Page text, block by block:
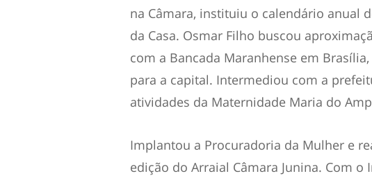
na Câmara, instituiu o calendário anual
da Casa. Osmar Filho buscou
com a Bancada Maranhense em
para a capital. Intermediou com a
atividades da Maternidade Maria do
Implantou a Procuradoria da Mulher e
edição do Arraial Câmara Junina. Com